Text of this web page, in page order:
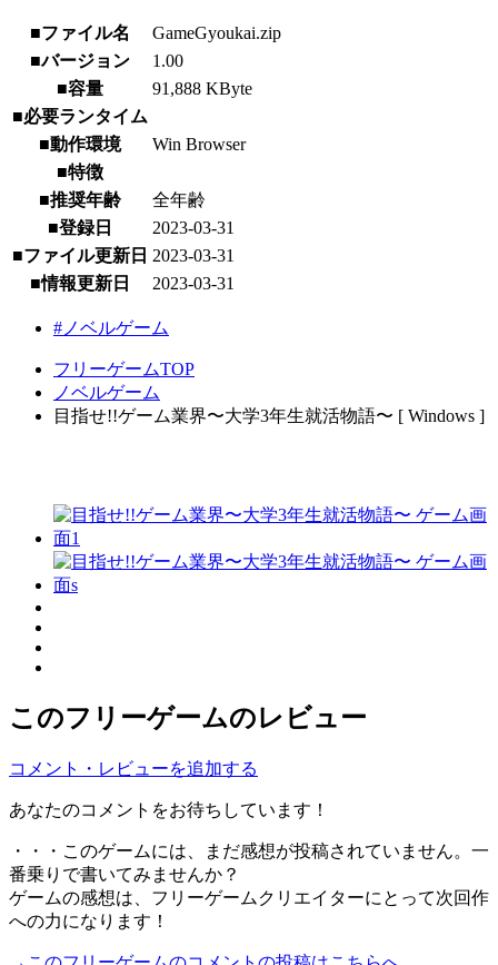
■ファイル名
GameGyoukai.zip
■バージョン
1.00
■容量
91,888 KByte
■必要ランタイム
■動作環境
Win Browser
■特徴
■推奨年齢
全年齢
■登録日
2023-03-31
■ファイル更新日 2023-03-31
■情報更新日
2023-03-31
#ノベルゲーム
フリーゲームTOP
ノベルゲーム
目指せ!!ゲーム業界〜大学3年生就活物語〜 [ Windows ]
このフリーゲームのレビュー
コメント・レビューを追加する
あなたのコメントをお待ちしています！
・・・このゲームには、まだ感想が投稿されていません。一
番乗りで書いてみませんか？
ゲームの感想は、フリーゲームクリエイターにとって次回作
への力になります！